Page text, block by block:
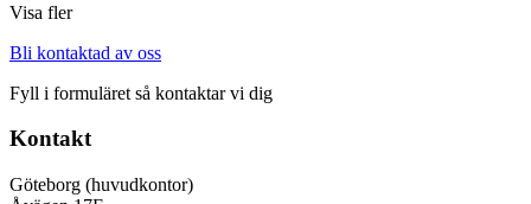
Visa fler
Bli kontaktad av oss
Fyll i formuläret så kontaktar vi dig
Kontakt
Göteborg (huvudkontor)